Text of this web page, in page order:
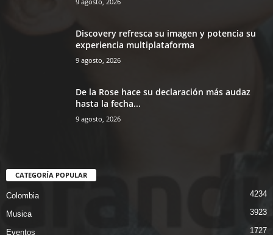
Discovery refresca su imagen y potencia su
experiencia multiplataforma
9 agosto, 2026
De la Rose hace su declaración más audaz
hasta la fecha...
9 agosto, 2026
CATEGORÍA POPULAR
Colombia 4234
Musica 3923
Eventos 1727